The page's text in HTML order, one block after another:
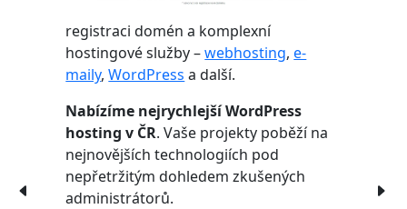
registraci domén a komplexní
hostingové služby –webhosting,e-
maily,WordPress a další.
Nabízíme nejrychlejší WordPress
hosting v ČR. Vaše projekty poběží na
nejnovějších technologiích pod
nepřetržitým dohledem zkušených
administrátorů.